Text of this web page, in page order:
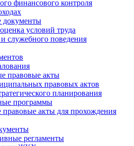
финансового контроля
документы
условий труда
служебного поведения
правовые акты
правовых актов
планирования
программы
акты для прохождения
регламенты